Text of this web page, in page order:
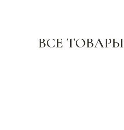
ВСЕ ТОВАРЫ